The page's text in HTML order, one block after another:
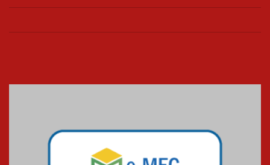
das novas tecnologias em
04.08.2026